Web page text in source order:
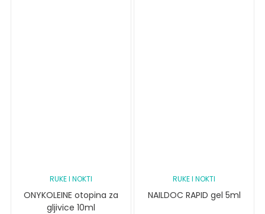
RUKE I NOKTI
ONYKOLEINE otopina za
gljivice 10ml
RUKE I NOKTI
NAILDOC RAPID gel 5ml